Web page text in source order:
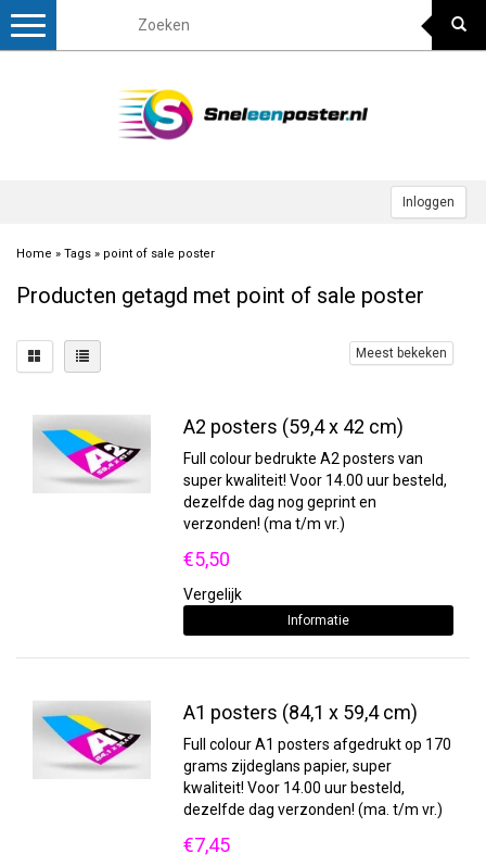
Inloggen
Toggle
Home » Tags » point of sale poster
Producten getagd met point of sale poster
Meest bekeken
A2 posters (59,4 x 42 cm)
Full colour bedrukte A2 posters van
super kwaliteit! Voor 14.00 uur besteld,
dezelfde dag nog geprint en
verzonden! (ma t/m vr.)
€5,50
Vergelijk
Informatie
A1 posters (84,1 x 59,4 cm)
Full colour A1 posters afgedrukt op 170
grams zijdeglans papier, super
kwaliteit! Voor 14.00 uur besteld,
dezelfde dag verzonden! (ma. t/m vr.)
€7,45